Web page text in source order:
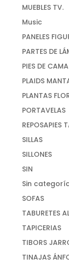
MUEBLES TV.
Music
PANELES
PARTES DE
PIES DE
PLAIDS
PLANTAS
PORTAVELAS
REPOSAPIES
SILLAS
SILLONES
SIN
Sin
SOFAS
TABURETES
TAPICERIAS
TIBORS
TINAJAS